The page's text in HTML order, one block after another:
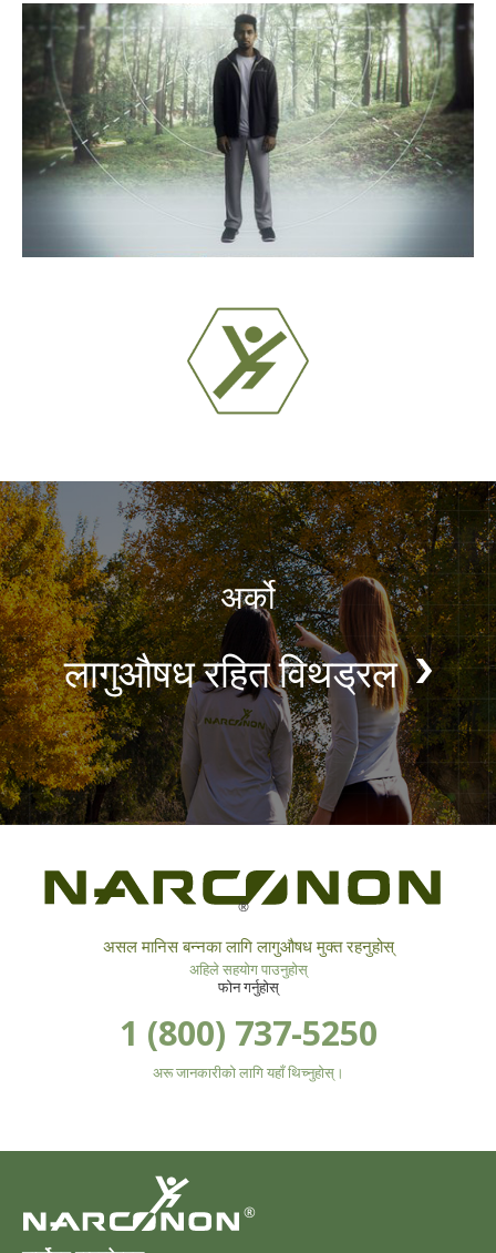
अर्को
लागुऔषध रहित विथड्रल
®
असल मानिस बन्नका लागि लागुऔषध मुक्त रहनुहोस्
अहिले सहयोग पाउनुहोस्
फोन गर्नुहोस्
1 (800) 737-5250
अरू जानकारीको लागि यहाँ थिच्नुहोस्।
®